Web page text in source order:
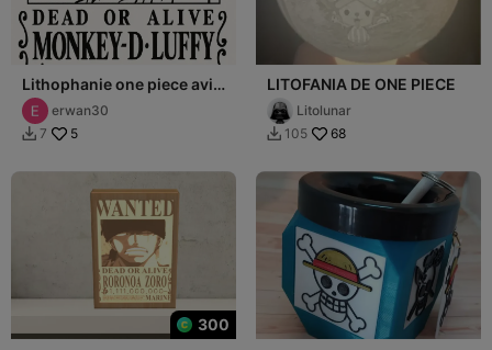
Lithophanie one piece avis
de recherche de Luffy
erwan30
 7 5
LITOFANIA DE ONE PIECE
Litolunar
 105 68
300